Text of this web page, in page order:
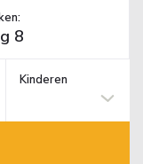
Kinderen